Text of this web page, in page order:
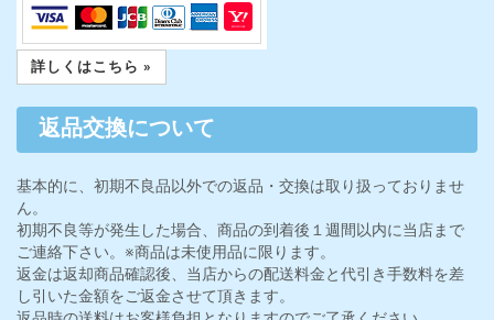
詳しくはこちら »
返品交換について
基本的に、初期不良品以外での返品・交換は取り扱っておりませ
ん。
初期不良等が発生した場合、商品の到着後１週間以内に当店まで
ご連絡下さい。※商品は未使用品に限ります。
返金は返却商品確認後、当店からの配送料金と代引き手数料を差
し引いた金額をご返金させて頂きます。